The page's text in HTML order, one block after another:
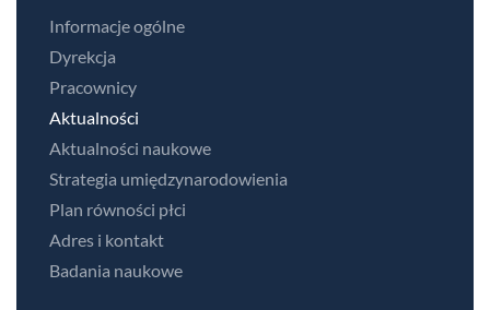
Informacje ogólne
Dyrekcja
Pracownicy
Aktualności
Aktualności naukowe
Strategia umiędzynarodowienia
Plan równości płci
Adres i kontakt
Badania naukowe